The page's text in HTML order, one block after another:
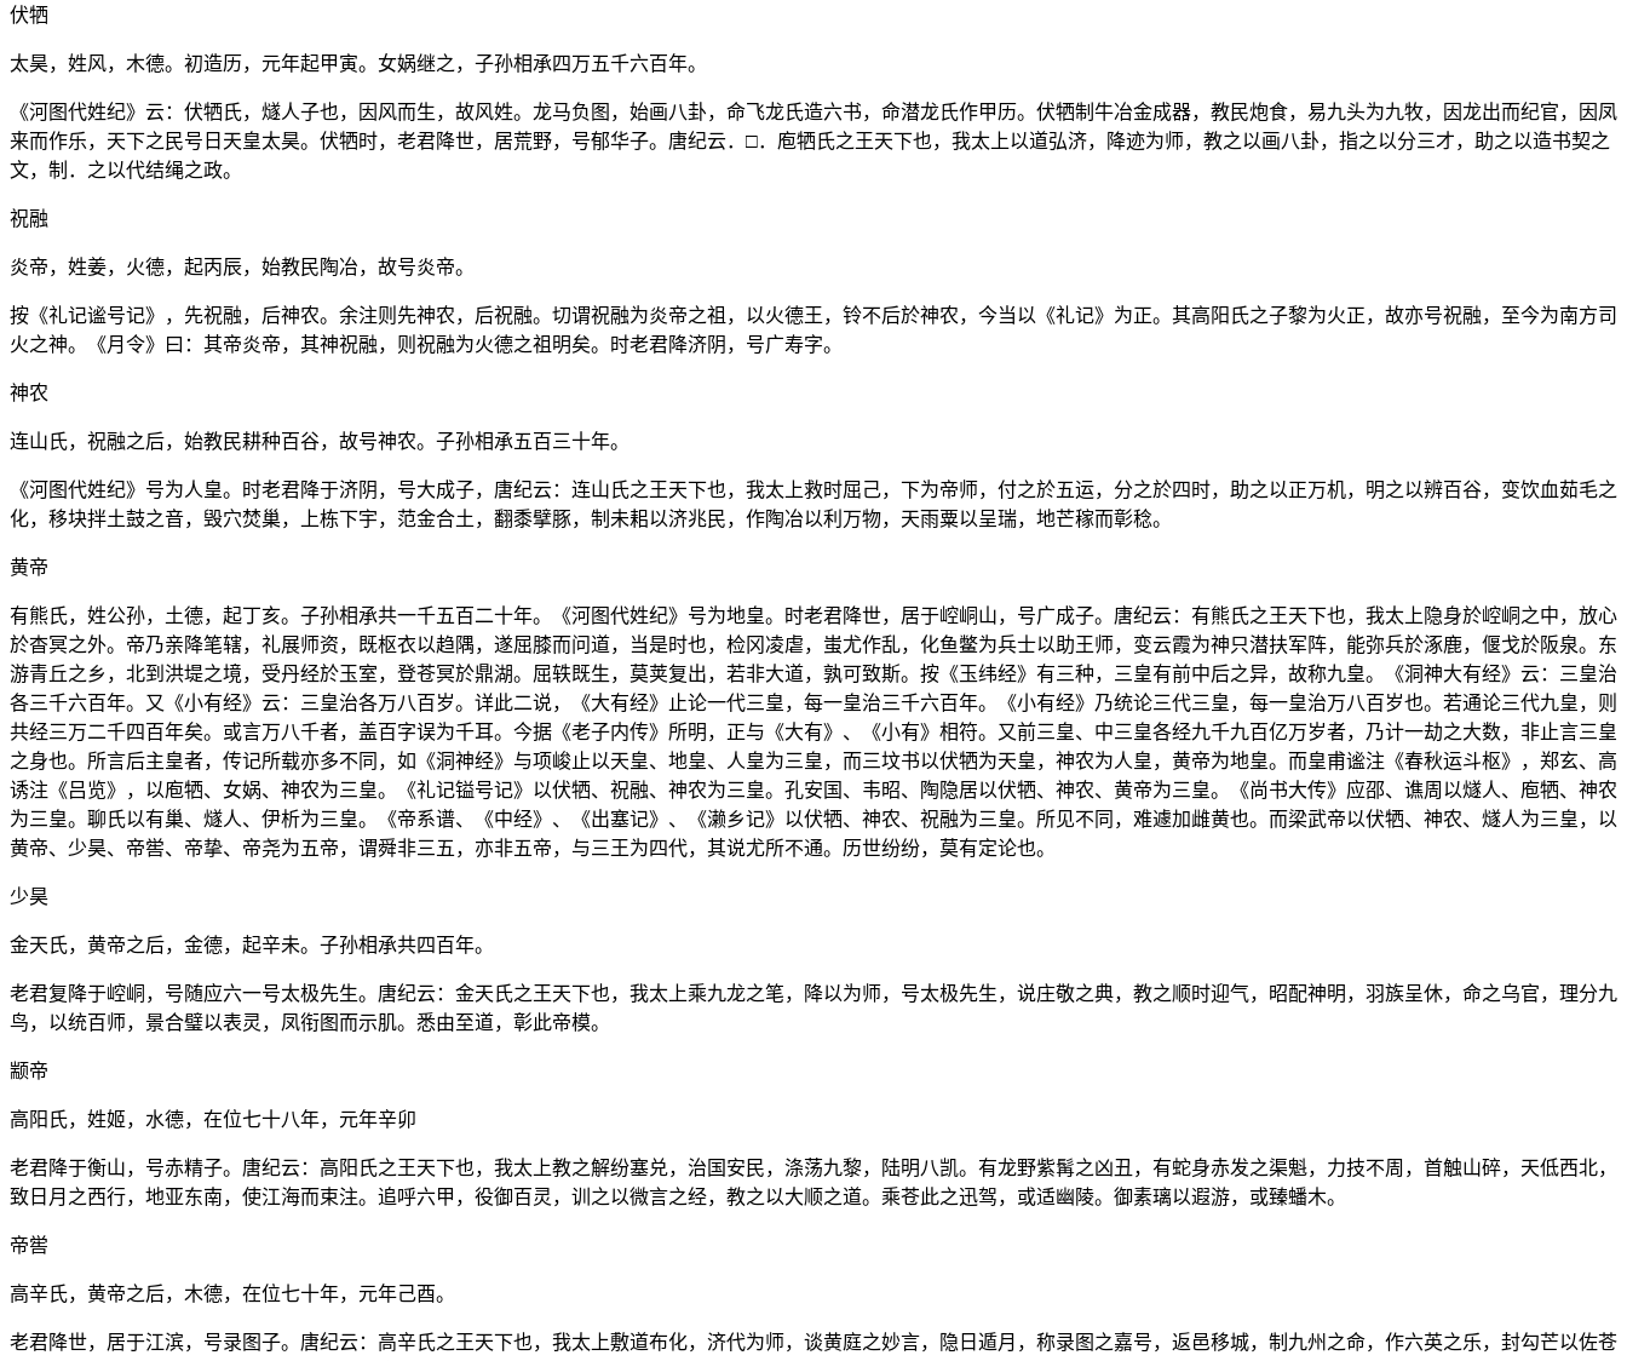
伏牺
太昊，姓风，木德。初造历，元年起甲寅。女娲继之，子孙相承四万五千六百年。
《河图代姓纪》云：伏牺氏，燧人子也，因风而生，故风姓。龙马负图，始画八卦，命飞龙氏造六书，命潜龙氏作甲历。伏牺制牛冶金成器，教民炮食，易九头为九牧，因龙出而纪官，因凤
来而作乐，天下之民号日天皇太昊。伏牺时，老君降世，居荒野，号郁华子。唐纪云．□．庖牺氏之王天下也，我太上以道弘济，降迹为师，教之以画八卦，指之以分三才，助之以造书契之
文，制．之以代结绳之政。
祝融
炎帝，姓姜，火德，起丙辰，始教民陶冶，故号炎帝。
按《礼记谧号记》，先祝融，后神农。余注则先神农，后祝融。切谓祝融为炎帝之祖，以火德王，铃不后於神农，今当以《礼记》为正。其高阳氏之子黎为火正，故亦号祝融，至今为南方司
火之神。《月令》曰：其帝炎帝，其神祝融，则祝融为火德之祖明矣。时老君降济阴，号广寿字。
神农
连山氏，祝融之后，始教民耕种百谷，故号神农。子孙相承五百三十年。
《河图代姓纪》号为人皇。时老君降于济阴，号大成子，唐纪云：连山氏之王天下也，我太上救时屈己，下为帝师，付之於五运，分之於四时，助之以正万机，明之以辨百谷，变饮血茹毛之
化，移块拌土鼓之音，毁穴焚巢，上栋下宇，范金合土，翻黍擘豚，制未耜以济兆民，作陶冶以利万物，天雨粟以呈瑞，地芒稼而彰稔。
黄帝
有熊氏，姓公孙，土德，起丁亥。子孙相承共一千五百二十年。《河图代姓纪》号为地皇。时老君降世，居于崆峒山，号广成子。唐纪云：有熊氏之王天下也，我太上隐身於崆峒之中，放心
於杳冥之外。帝乃亲降笔辖，礼展师资，既枢衣以趋隅，遂屈膝而问道，当是时也，检冈凌虐，蚩尤作乱，化鱼鳖为兵士以助王师，变云霞为神只潜扶军阵，能弥兵於涿鹿，偃戈於阪泉。东
游青丘之乡，北到洪堤之境，受丹经於玉室，登苍冥於鼎湖。屈轶既生，莫荚复出，若非大道，孰可致斯。按《玉纬经》有三种，三皇有前中后之异，故称九皇。《洞神大有经》云：三皇治
各三千六百年。又《小有经》云：三皇治各万八百岁。详此二说，《大有经》止论一代三皇，每一皇治三千六百年。《小有经》乃统论三代三皇，每一皇治万八百岁也。若通论三代九皇，则
共经三万二千四百年矣。或言万八千者，盖百字误为千耳。今据《老子内传》所明，正与《大有》、《小有》相符。又前三皇、中三皇各经九千九百亿万岁者，乃计一劫之大数，非止言三皇
之身也。所言后主皇者，传记所载亦多不同，如《洞神经》与项峻止以天皇、地皇、人皇为三皇，而三坟书以伏牺为天皇，神农为人皇，黄帝为地皇。而皇甫谧注《春秋运斗枢》，郑玄、高
诱注《吕览》，以庖牺、女娲、神农为三皇。《礼记镒号记》以伏牺、祝融、神农为三皇。孔安国、韦昭、陶隐居以伏牺、神农、黄帝为三皇。《尚书大传》应邵、谯周以燧人、庖牺、神农
为三皇。聊氏以有巢、燧人、伊析为三皇。《帝系谱、《中经》、《出塞记》、《濑乡记》以伏牺、神农、祝融为三皇。所见不同，难遽加雌黄也。而梁武帝以伏牺、神农、燧人为三皇，以
黄帝、少昊、帝喾、帝挚、帝尧为五帝，谓舜非三五，亦非五帝，与三王为四代，其说尤所不通。历世纷纷，莫有定论也。
少昊
金天氏，黄帝之后，金德，起辛未。子孙相承共四百年。
老君复降于崆峒，号随应六一号太极先生。唐纪云：金天氏之王天下也，我太上乘九龙之笔，降以为师，号太极先生，说庄敬之典，教之顺时迎气，昭配神明，羽族呈休，命之乌官，理分九
鸟，以统百师，景合璧以表灵，凤衔图而示肌。悉由至道，彰此帝模。
颛帝
高阳氏，姓姬，水德，在位七十八年，元年辛卯
老君降于衡山，号赤精子。唐纪云：高阳氏之王天下也，我太上教之解纷塞兑，治国安民，涤荡九黎，陆明八凯。有龙野紫髯之凶丑，有蛇身赤发之渠魁，力技不周，首触山碎，天低西北，
致日月之西行，地亚东南，使江海而束注。追呼六甲，役御百灵，训之以微言之经，教之以大顺之道。乘苍此之迅驾，或适幽陵。御素璃以遐游，或臻蟠木。
帝喾
高辛氏，黄帝之后，木德，在位七十年，元年己酉。
老君降世，居于江滨，号录图子。唐纪云：高辛氏之王天下也，我太上敷道布化，济代为师，谈黄庭之妙言，隐日遁月，称录图之嘉号，返邑移城，制九州之命，作六英之乐，封勾芒以佐苍